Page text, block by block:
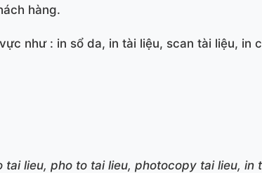
hàng.
như : in sổ da, in tài liệu, scan tài liệu, in
lieu, pho to tai lieu, photocopy tai lieu, in